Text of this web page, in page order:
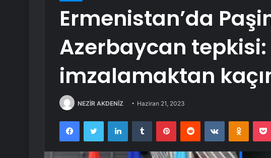
Ermenistan’da
Azerbaycan tepkisi:
imzalamaktan
NEZİR AKDENİZ Haziran 21, 2023
FacebookTwitter LinkedInTumblr PinterestReddit VKontakte